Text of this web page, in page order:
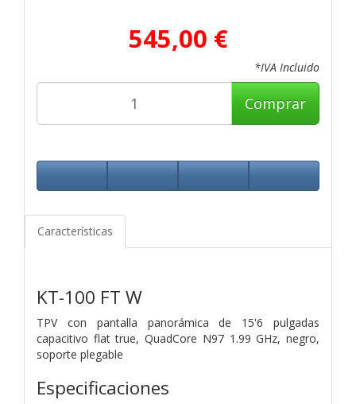
545,00 €
*IVA Incluido
Comprar
Características
KT-100 FT W
TPV con pantalla panorámica de 15'6 pulgadas
capacitivo flat true, QuadCore N97 1.99 GHz, negro,
soporte plegable
Especificaciones